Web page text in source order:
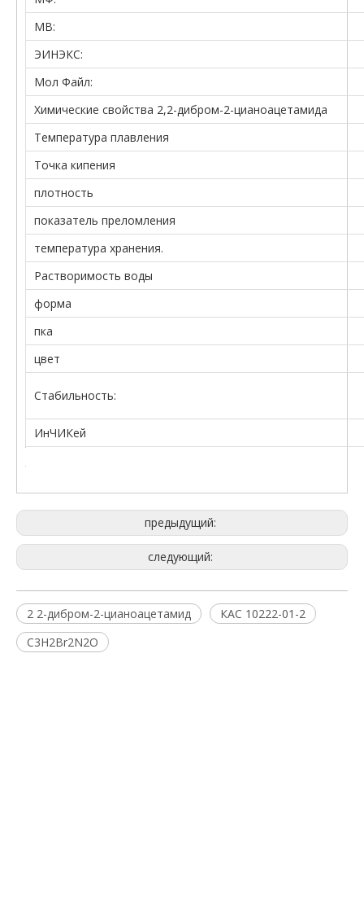
МВ:
ЭИНЭКС:
Мол Файл:
Химические свойства 2,2-дибром-2-цианоацетамида
Температура плавления
Точка кипения
плотность
показатель преломления
температура хранения.
Растворимость воды
форма
пка
цвет
Стабильность:
ИнЧИКей
предыдущий:
следующий:
2 2-дибром-2-цианоацетамид
КАС 10222-01-2
C3H2Br2N2O